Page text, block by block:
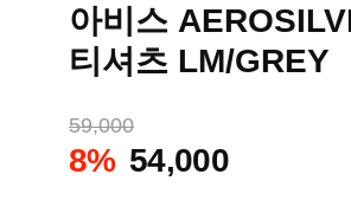
별
점
아비스
티셔츠 LM/GREY
59,000
8% 54,000